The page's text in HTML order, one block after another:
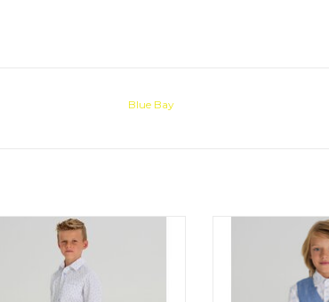
Blue Bay
Nelson blue van het Belgische
merk Blue Bay.
AAN WINKELWAGEN
Blue Bay
TOEVOEGEN